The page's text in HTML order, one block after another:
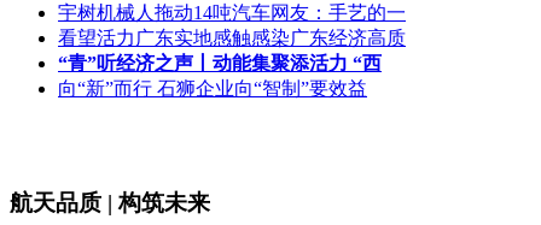
宇树机械人拖动14吨汽车网友：手艺的一
看望活力广东实地感触感染广东经济高质
“青”听经济之声丨动能集聚添活力 “西
向“新”而行 石狮企业向“智制”要效益
航天品质 | 构筑未来